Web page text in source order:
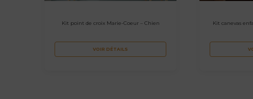
Kit point de croix Marie-Coeur – Chien
VOIR DÉTAILS
Kit canevas